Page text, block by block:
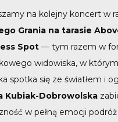
na kolejny koncert w
Grania na tarasie
Spot— tym razem w
widowiska, w którym
spotka się ze światłem i
Kubiak-Dobrowolska
w pełną emocji